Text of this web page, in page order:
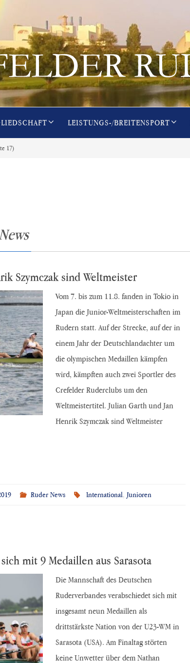
LEISTUNGS-/BREITENSPORT
17)
Szymczak sind Weltmeister
Vom 7. bis zum 11.8. fanden in Tokio in
Japan die Junior-Weltmeisterschaften im
Rudern statt. Auf der Strecke, auf der in
einem Jahr der Deutschlandachter um
die olympischen Medaillen kämpfen
wird, kämpften auch zwei Sportler des
Crefelder Ruderclubs um den
Weltmeistertitel. Julian Garth und Jan
Henrik Szymczak sind Weltmeister
Ruder News International, Junioren
mit 9 Medaillen aus Sarasota
Die Mannschaft des Deutschen
Ruderverbandes verabschiedet sich mit
insgesamt neun Medaillen als
drittstärkste Nation von der U23-WM in
Sarasota (USA). Am Finaltag störten
keine Unwetter über dem Nathan